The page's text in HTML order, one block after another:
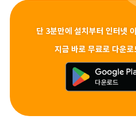
단 3분만에 설치부터 인터넷
지금 바로 무료로 다운